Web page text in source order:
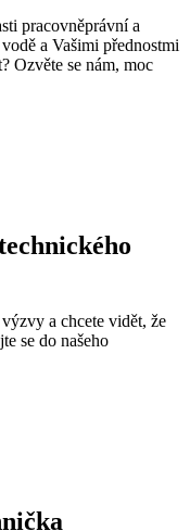
pracovněprávní a
a Vašimi přednostmi
Ozvěte se nám, moc
a chcete vidět, že
se do našeho